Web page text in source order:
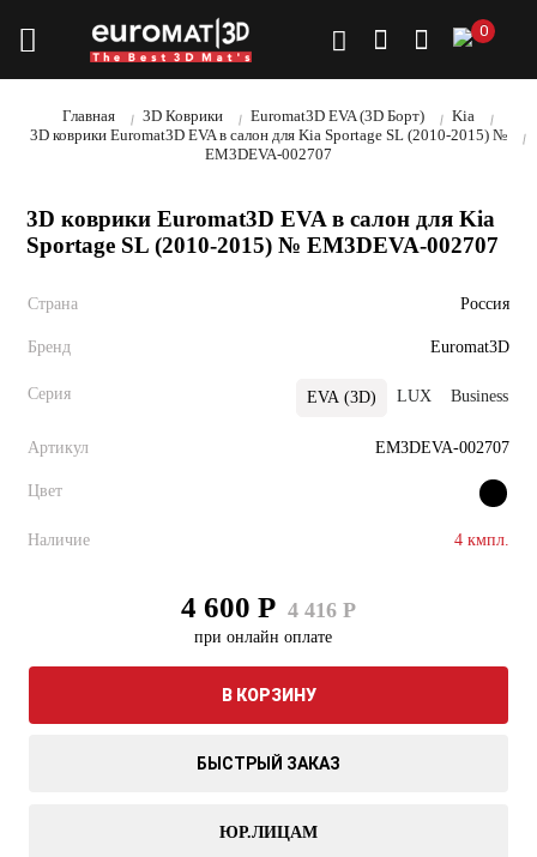
0
Главная 3D Коврики Euromat3D EVA (3D Борт)
Kia
3D коврики Euromat3D EVA в салон для Kia Sportage SL (2010-2015) №
EM3DEVA-002707
3D коврики Euromat3D EVA в салон для Kia
Sportage SL (2010-2015) № EM3DEVA-002707
Страна Россия
Бренд Euromat3D
Серия EVA (3D) LUX Business
Артикул EM3DEVA-002707
Цвет
Наличие 4 кмпл.
4 600 Р 4 416 Р
при онлайн оплате
В КОРЗИНУ
БЫСТРЫЙ ЗАКАЗ
ЮР.ЛИЦАМ